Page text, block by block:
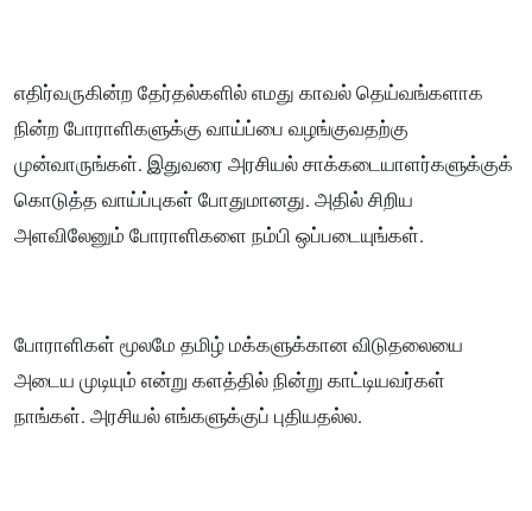
எதிர்வருகின்ற தேர்தல்களில் எமது காவல் தெய்வங்களாக
நின்ற போராளிகளுக்கு வாய்ப்பை வழங்குவதற்கு
முன்வாருங்கள். இதுவரை அரசியல் சாக்கடையாளர்களுக்குக்
கொடுத்த வாய்ப்புகள் போதுமானது. அதில் சிறிய
அளவிலேனும் போராளிகளை நம்பி ஒப்படையுங்கள்.
போராளிகள் மூலமே தமிழ் மக்களுக்கான விடுதலையை
அடைய முடியும் என்று களத்தில் நின்று காட்டியவர்கள்
நாங்கள். அரசியல் எங்களுக்குப் புதியதல்ல.